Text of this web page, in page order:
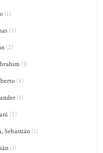
(1)
(5)
(2)
(1)
(4)
(1)
(5)
Sebastián(1)
(1)